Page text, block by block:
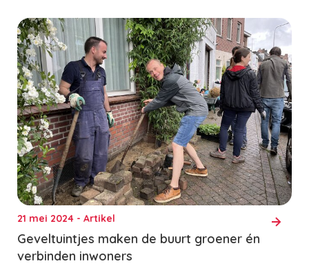
21 mei 2024 - Artikel
Geveltuintjes maken de buurt groener én
verbinden inwoners